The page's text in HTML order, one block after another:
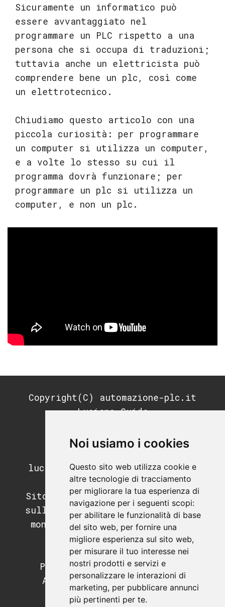
Noi usiamo i cookies
Questo sito web utilizza cookie e
altre tecnologie di tracciamento
per migliorare la tua esperienza di
navigazione per i seguenti scopi:
per abilitare le funzionalità di base
del sito web, per fornire una
migliore esperienza sul sito web,
per misurare il tuo interesse nei
nostri prodotti e servizi e
personalizzare le interazioni di
marketing, per pubblicare annunci
più pertinenti per te.
Sicuramente un informatico può
essere avvantaggiato nel
programmare un PLC rispetto a una
persona che si occupa di traduzioni;
tuttavia anche un elettricista può
comprendere bene un plc, così come
un elettrotecnico.
Chiudiamo questo articolo con una
piccola curiosità: per programmare
un computer si utilizza un computer,
e a volte lo stesso su cui il
programma dovrà funzionare; per
programmare un plc si utilizza un
computer, e non un plc.
Copyright(C) automazione-plc.it
Luciano Guida
REA: MI-2791053
luciano.guida@postecertifica.it
Sito di informazione e didattica
sull'automazione industriale, il
mondo dei PLC e dei sistemi di
supervisione.
Programmazione PLC.
Programmazione SCADA e HMI.
Apparecchiature e hardware
industriale.